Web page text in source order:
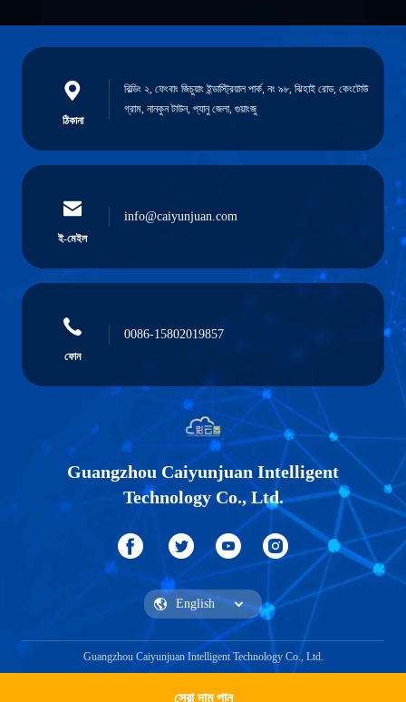
সেরা দাম পান
ঠিকানা
বিল্ডিং ২, ফেংবাং জিচুয়াং ইন্ডাস্ট্রিয়াল পার্ক, নং ৯৮, ঝিহাই রোড, কেংটোউ
গ্রাম, নানকুন টাউন, প্যানু জেলা, গুয়াংজু
ই-মেইল
info@caiyunjuan.com
ফোন
0086-15802019857
Guangzhou Caiyunjuan Intelligent
Technology Co., Ltd.
Guangzhou Caiyunjuan Intelligent Technology Co., Ltd.